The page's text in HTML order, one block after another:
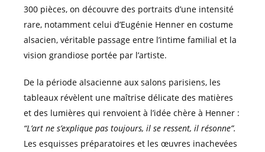
300 pièces, on découvre des portraits d’une intensité
rare, notamment celui d’Eugénie Henner en costume
alsacien, véritable passage entre l’intime familial et la
vision grandiose portée par l’artiste.
De la période alsacienne aux salons parisiens, les
tableaux révèlent une maîtrise délicate des matières
et des lumières qui renvoient à l’idée chère à Henner :
“L’art ne s’explique pas toujours, il se ressent, il résonne”.
Les esquisses préparatoires et les œuvres inachevées